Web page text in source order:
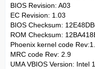
BIOS Revision: A03
EC Revision: 1.03
BIOS Checksum:
ROM Checksum:
Phoenix kernel code
MRC code Rev: 2.9
UMA VBIOS Version: Intel